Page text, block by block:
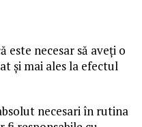
necesar să aveți o
și mai ales la efectul
necesari în rutina